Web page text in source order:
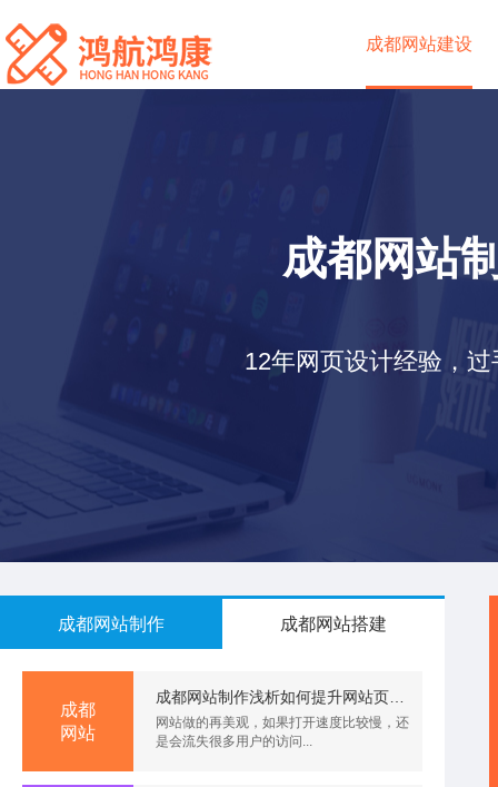
成都网站建设
成都网站
12年网页设计经验，
成都网站制作 成都网站搭建
成都
网站
网站做的再美观，如果打开速度比较慢，还
是会流失很多用户的访问...